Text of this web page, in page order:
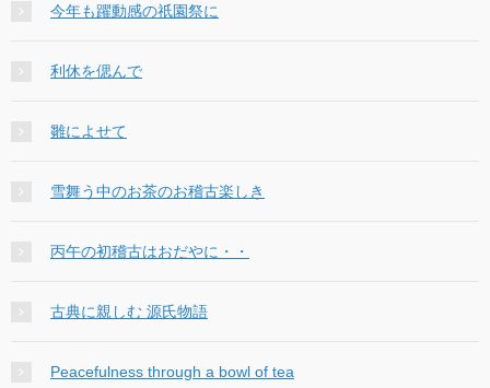
今年も躍動感の祇園祭に
利休を偲んで
雛によせて
雪舞う中のお茶のお稽古楽しき
丙午の初稽古はおだやに・・
古典に親しむ 源氏物語
Peacefulness through a bowl of tea